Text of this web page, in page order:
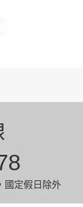
國定假日除外